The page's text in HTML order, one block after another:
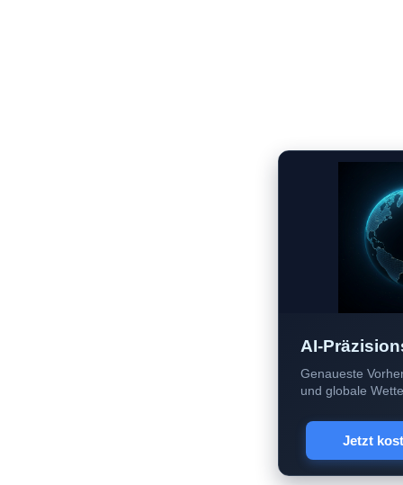
AI-
Genaueste
und globale
Jetzt